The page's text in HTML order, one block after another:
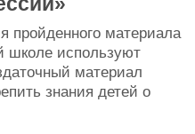
пройденного материала
школе используют
материал
знания детей о